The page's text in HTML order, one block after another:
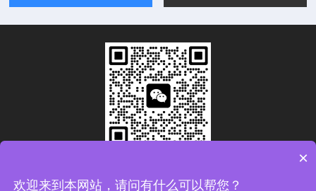
×
欢迎来到本网站，请问有什么可以帮您？